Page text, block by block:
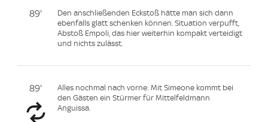
89'
Den anschließenden Eckstoß hätte man sich dann
ebenfalls glatt schenken können. Situation verpufft,
Abstoß Empoli, das hier weiterhin kompakt verteidigt
und nichts zulässt.
89'
Alles nochmal nach vorne: Mit Simeone kommt bei
den Gästen ein Stürmer für Mittelfeldmann
Anguissa.